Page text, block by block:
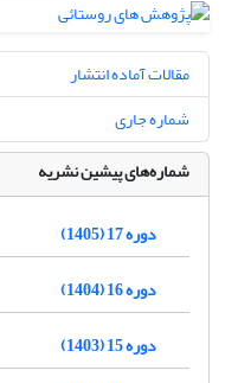
مقالات آماده انتشار
شماره جاری
شماره‌های پیشین نشریه
دوره 17 (1405)
دوره 16 (1404)
دوره 15 (1403)